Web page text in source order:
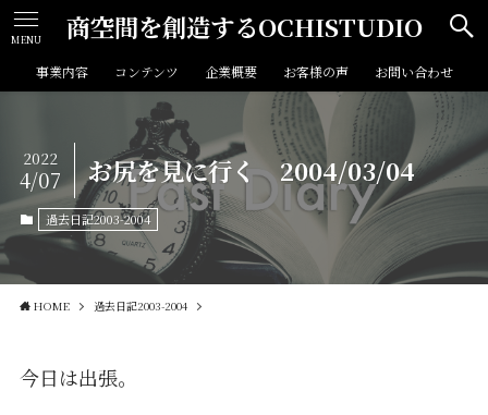
商空間を創造するOCHISTUDIO
MENU
事業内容 コンテンツ 企業概要 お客様の声 お問い合わせ
お尻を見に行く 2004/03/04
2022
4/07
過去日記2003-2004
HOME 過去日記2003-2004
今日は出張。